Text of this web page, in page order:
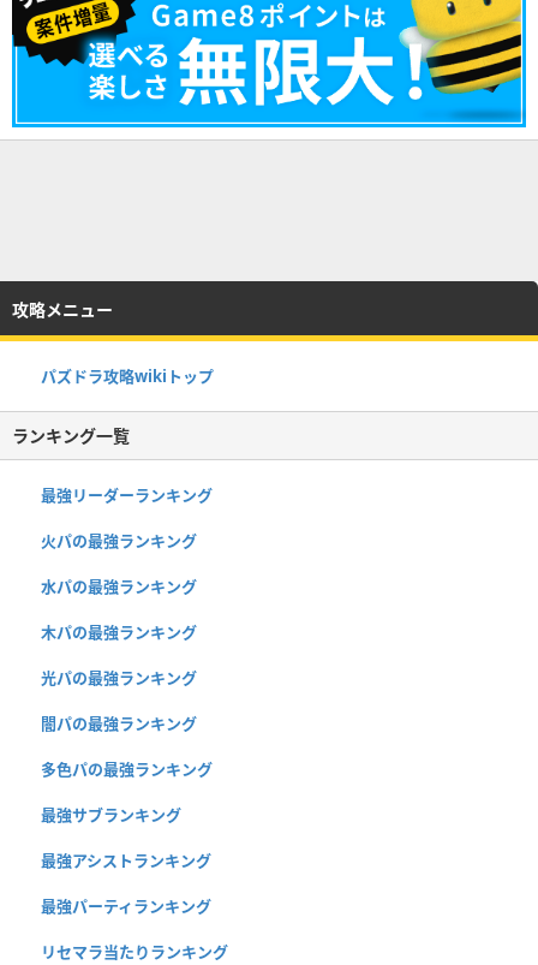
攻略メニュー
パズドラ攻略wikiトップ
ランキング一覧
最強リーダーランキング
火パの最強ランキング
水パの最強ランキング
木パの最強ランキング
光パの最強ランキング
闇パの最強ランキング
多色パの最強ランキング
最強サブランキング
最強アシストランキング
最強パーティランキング
リセマラ当たりランキング